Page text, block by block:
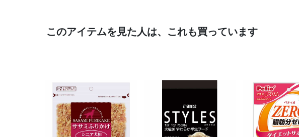
このアイテムを見た人は、これも買っています